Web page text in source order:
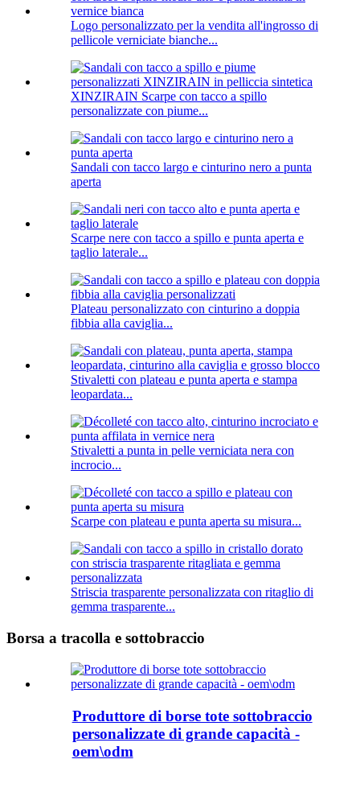
Logo personalizzato per la vendita all'ingrosso di
pellicole verniciate bianche...
XINZIRAIN Scarpe con tacco a spillo
personalizzate con piume...
Sandali con tacco largo e cinturino nero a punta
aperta
Scarpe nere con tacco a spillo e punta aperta e
taglio laterale...
Plateau personalizzato con cinturino a doppia
fibbia alla caviglia...
Stivaletti con plateau e punta aperta e stampa
leopardata...
Stivaletti a punta in pelle verniciata nera con
incrocio...
Scarpe con plateau e punta aperta su misura...
Striscia trasparente personalizzata con ritaglio di
gemma trasparente...
Borsa a tracolla e sottobraccio
Produttore di borse tote sottobraccio
personalizzate di grande capacità -
oem\odm